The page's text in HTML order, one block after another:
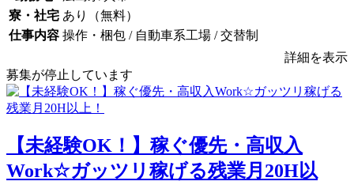
寮・社宅 あり（無料）
仕事内容 操作・梱包 / 自動車系工場 / 交替制
詳細を表示
募集が停止しています
【未経験OK！】稼ぐ優先・高収入
Work☆ガッツリ稼げる残業月20H以